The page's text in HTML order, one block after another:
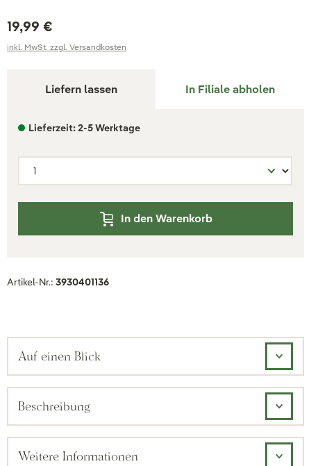
19,99 €
inkl. MwSt. zzgl. Versandkosten
Liefern lassen In Filiale abholen
Lieferzeit: 2-5 Werktage
In den Warenkorb
Artikel-Nr.: 3930401136
Auf einen Blick
Beschreibung
Weitere Informationen